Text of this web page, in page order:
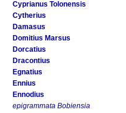
Cyprianus Tolonensis
Cytherius
Damasus
Domitius Marsus
Dorcatius
Dracontius
Egnatius
Ennius
Ennodius
epigrammata Bobiensia